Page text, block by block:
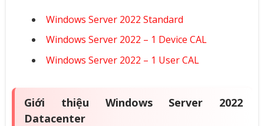
Windows Server 2022 Standard
Windows Server 2022 – 1 Device CAL
Windows Server 2022 – 1 User CAL
Giới thiệu Windows Server 2022
Datacenter